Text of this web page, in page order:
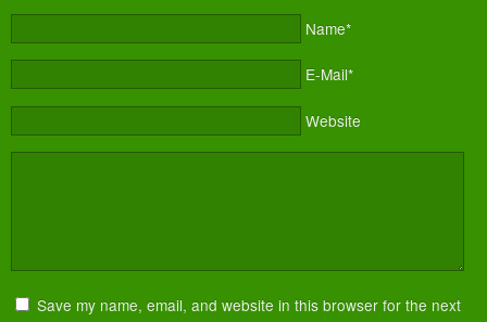
Name*
E-Mail*
Website
Save my name, email, and website in this browser for the next